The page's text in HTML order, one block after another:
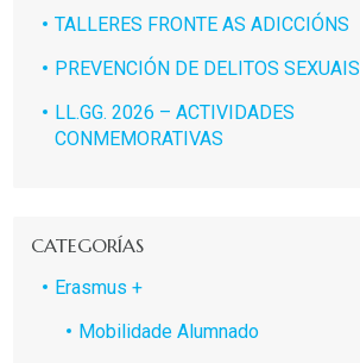
TALLERES FRONTE AS ADICCIÓNS
PREVENCIÓN DE DELITOS SEXUAIS
LL.GG. 2026 – ACTIVIDADES
CONMEMORATIVAS
CATEGORÍAS
Erasmus +
Mobilidade Alumnado